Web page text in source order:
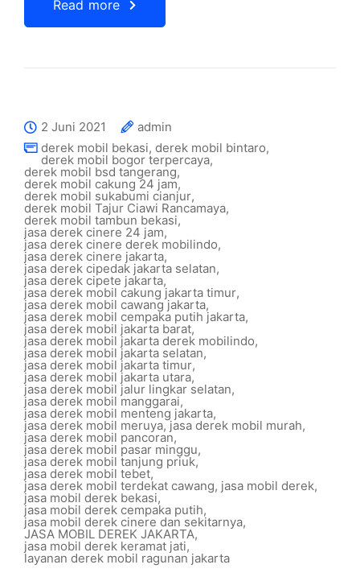
Read more
2 Juni 2021
admin
derek mobil bekasi, derek mobil bintaro,
derek mobil bogor terpercaya,
derek mobil bsd tangerang,
derek mobil cakung 24 jam,
derek mobil sukabumi cianjur,
derek mobil Tajur Ciawi Rancamaya,
derek mobil tambun bekasi,
jasa derek cinere 24 jam,
jasa derek cinere derek mobilindo,
jasa derek cinere jakarta,
jasa derek cipedak jakarta selatan,
jasa derek cipete jakarta,
jasa derek mobil cakung jakarta timur,
jasa derek mobil cawang jakarta,
jasa derek mobil cempaka putih jakarta,
jasa derek mobil jakarta barat,
jasa derek mobil jakarta derek mobilindo,
jasa derek mobil jakarta selatan,
jasa derek mobil jakarta timur,
jasa derek mobil jakarta utara,
jasa derek mobil jalur lingkar selatan,
jasa derek mobil manggarai,
jasa derek mobil menteng jakarta,
jasa derek mobil meruya,jasa derek mobil murah,
jasa derek mobil pancoran,
jasa derek mobil pasar minggu,
jasa derek mobil tanjung priuk,
jasa derek mobil tebet,
jasa derek mobil terdekat cawang, jasa mobil derek,
jasa mobil derek bekasi,
jasa mobil derek cempaka putih,
jasa mobil derek cinere dan sekitarnya,
JASA MOBIL DEREK JAKARTA,
jasa mobil derek keramat jati,
layanan derek mobil ragunan jakarta